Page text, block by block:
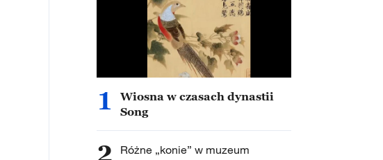
1
Wiosna w czasach dynastii
Song
2 Różne „konie” w muzeum